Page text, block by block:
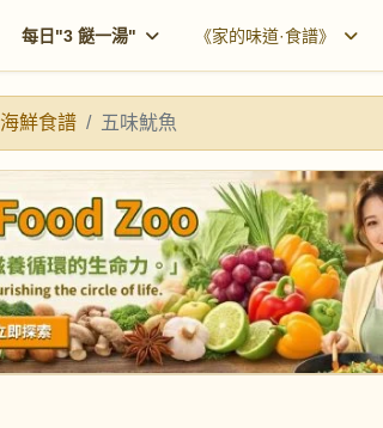
每日"3 餸一湯" 《家的味道·食譜》
海鮮食譜 五味魷魚